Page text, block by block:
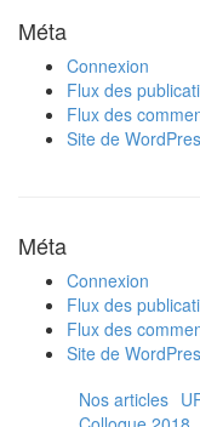
Méta
Connexion
Flux des
Flux des
Site de
Méta
Connexion
Flux des
Flux des
Site de
Nos articles